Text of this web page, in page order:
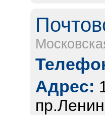
Адрес: